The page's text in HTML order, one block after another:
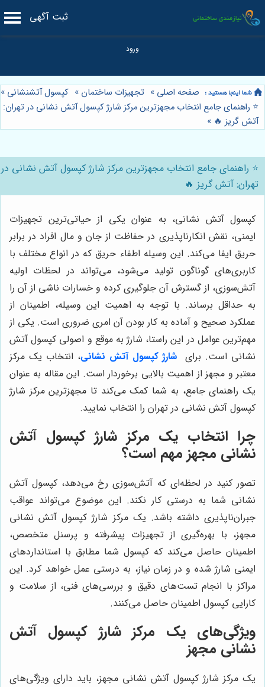
ثبت آگهی
صفحه اصلی » تجهیزات ساختمان » کپسول آتشنشانی »
⭐️ راهنمای جامع انتخاب مجهزترین مرکز شارژ کپسول آتش نشانی در تهران:
آتش گریز 🔥 »
⭐️ راهنمای جامع انتخاب مجهزترین مرکز شارژ کپسول آتش نشانی در
تهران: آتش گریز 🔥
کپسول آتش نشانی، به عنوان یکی از حیاتی‌ترین تجهیزات
ایمنی، نقش انکارناپذیری در حفاظت از جان و مال افراد در برابر
حریق ایفا می‌کند. این وسیله اطفاء حریق که در انواع مختلف با
کاربری‌های گوناگون تولید می‌شود، می‌تواند در لحظات اولیه
آتش‌سوزی، از گسترش آن جلوگیری کرده و خسارات ناشی از آن را
به حداقل برساند. با توجه به اهمیت این وسیله، اطمینان از
عملکرد صحیح و آماده به کار بودن آن امری ضروری است. یکی از
مهم‌ترین عوامل در این راستا، شارژ به موقع و اصولی کپسول آتش
نشانی است. برای شارژ کپسول آتش نشانی، انتخاب یک مرکز
معتبر و مجهز از اهمیت بالایی برخوردار است. این مقاله به عنوان
یک راهنمای جامع، به شما کمک می‌کند تا مجهزترین مرکز شارژ
کپسول آتش نشانی در تهران را انتخاب نمایید.
چرا انتخاب یک مرکز شارژ کپسول آتش
نشانی مجهز مهم است؟
تصور کنید در لحظه‌ای که آتش‌سوزی رخ می‌دهد، کپسول آتش
نشانی شما به درستی کار نکند. این موضوع می‌تواند عواقب
جبران‌ناپذیری داشته باشد. یک مرکز شارژ کپسول آتش نشانی
مجهز، با بهره‌گیری از تجهیزات پیشرفته و پرسنل متخصص،
اطمینان حاصل می‌کند که کپسول شما مطابق با استانداردهای
ایمنی شارژ شده و در زمان نیاز، به درستی عمل خواهد کرد. این
مراکز با انجام تست‌های دقیق و بررسی‌های فنی، از سلامت و
کارایی کپسول اطمینان حاصل می‌کنند.
ویژگی‌های یک مرکز شارژ کپسول آتش
نشانی مجهز
یک مرکز شارژ کپسول آتش نشانی مجهز، باید دارای ویژگی‌های